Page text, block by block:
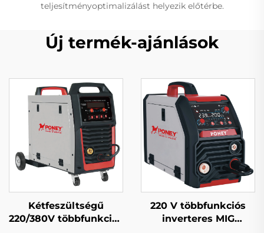
teljesítményoptimalizálást helyezik előtérbe.
Új termék-ajánlások
Kétfeszültségű
220/380V többfunkciós
220 V többfunkciós
inverteres MIG